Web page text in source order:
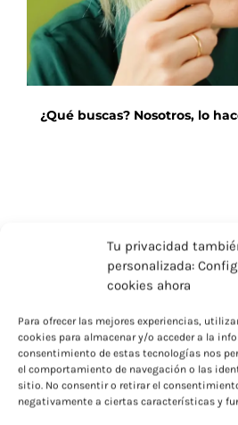
Tu privacidad
personalizada:
cookies ahora
Para ofrecer las mejores experiencias,
cookies para almacenar y/o acceder a la
consentimiento de estas tecnologías nos
el comportamiento de navegación o las
sitio. No consentir o retirar el
negativamente a ciertas características y
página
de
producto
¿Qué buscas? Nosotros, lo
Redefine el estilo y el confort con
personalizadas, una forma
esencia de tu marca mientras
lana, algodón orgánico, poliéster
alta calidad, estas bufandas se
ocasión, ya sea para días fríos,
como accesorios de moda. Ideales
promocionales, detalles exclusivos